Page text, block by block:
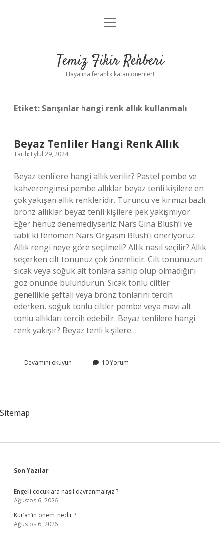
Anasayfa
Yasal Uyarı
menüyü
Temiz Fikir Rehberi
Hayatına ferahlık katan öneriler!
Etiket: Sarışınlar hangi renk allık kullanmalı
Beyaz Tenliler Hangi Renk Allık
Tarih: Eylül 29, 2024
Beyaz tenlilere hangi allık verilir? Pastel pembe ve
kahverengimsi pembe allıklar beyaz tenli kişilere en
çok yakışan allık renkleridir. Turuncu ve kırmızı bazlı
bronz allıklar beyaz tenli kişilere pek yakışmıyor.
Eğer henüz denemediyseniz Nars Gina Blush’ı ve
tabii ki fenomen Nars Orgasm Blush’ı öneriyoruz.
Allık rengi neye göre seçilmeli? Allık nasıl seçilir? Allık
seçerken cilt tonunuz çok önemlidir. Cilt tonunuzun
sıcak veya soğuk alt tonlara sahip olup olmadığını
göz önünde bulundurun. Sıcak tonlu ciltler
genellikle şeftali veya bronz tonlarını tercih
ederken, soğuk tonlu ciltler pembe veya mavi alt
tonlu allıkları tercih edebilir. Beyaz tenlilere hangi
renk yakışır? Beyaz tenli kişilere…
Devamını okuyun
Tenliler
10 Yorum
Sitemap
Sidebar
Son Yazılar
Engelli çocuklara nasıl davranmalıyız ?
Ağustos 6, 2026
Kur’an’ın önemi nedir ?
Ağustos 6, 2026